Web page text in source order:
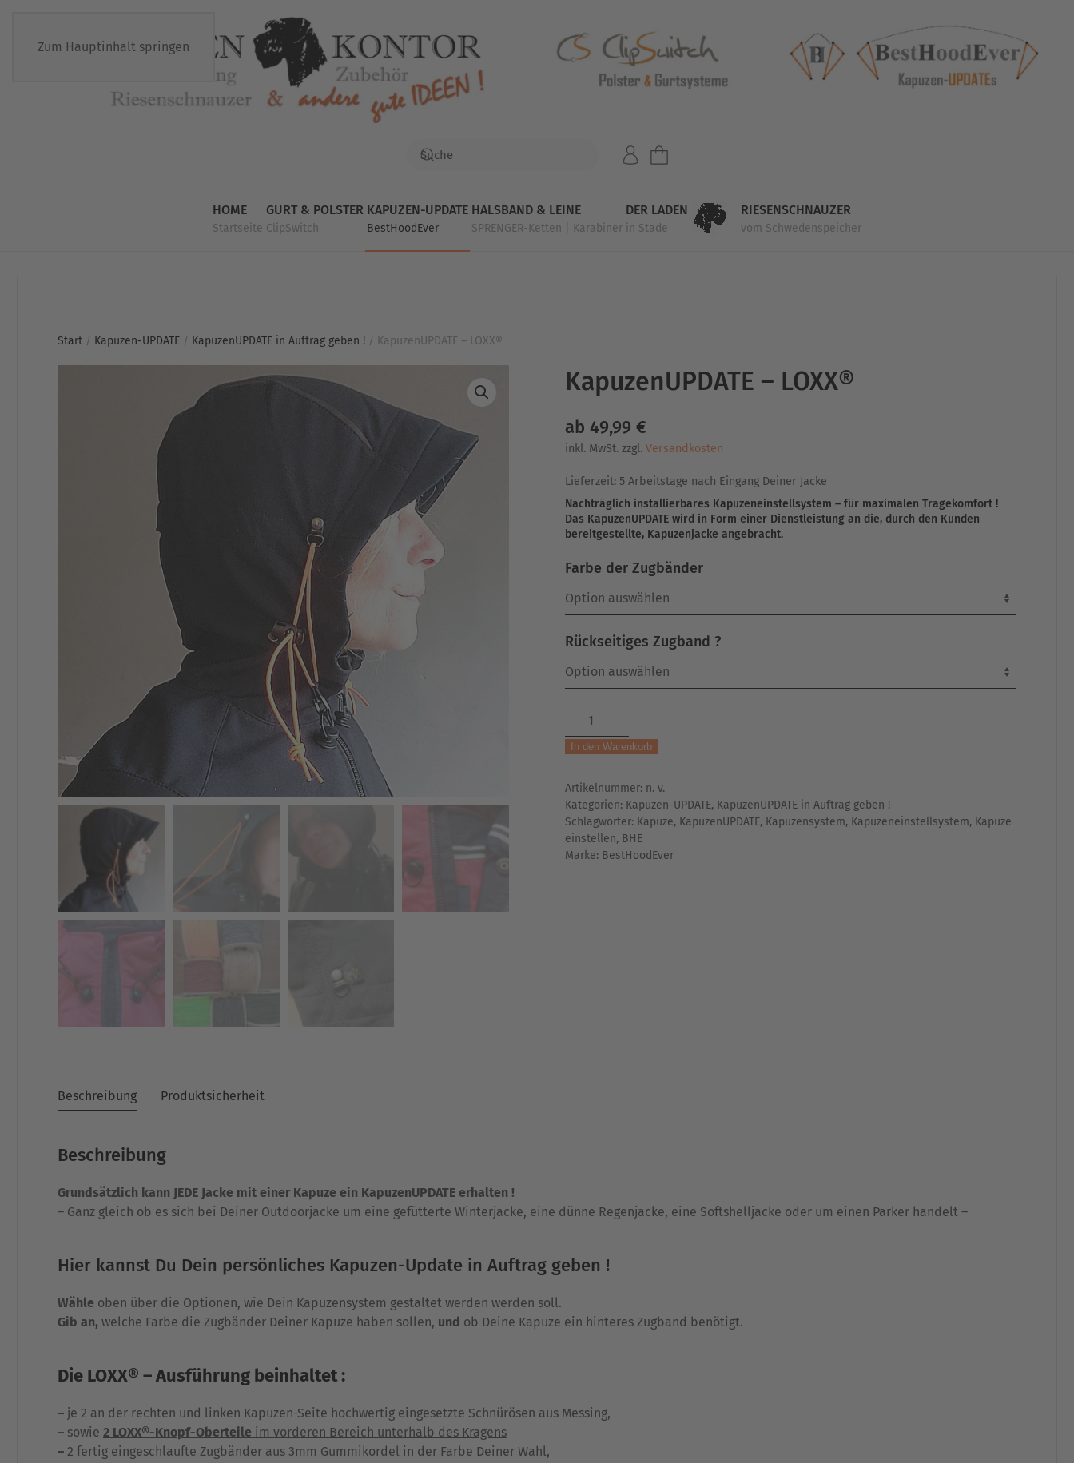
Zum Hauptinhalt springen
HOME
Startseite
GURT & POLSTER
ClipSwitch
KAPUZEN-UPDATE
BestHoodEver
HALSBAND & LEINE
SPRENGER-Ketten | Karabiner
DER LADEN
in Stade
RIESENSCHNAUZER
vom Schwedenspeicher
Start / Kapuzen-UPDATE / KapuzenUPDATE in Auftrag geben ! / KapuzenUPDATE – LOXX®
KapuzenUPDATE – LOXX®
ab 49,99 €
inkl. MwSt. zzgl. Versandkosten
Lieferzeit: 5 Arbeitstage nach Eingang Deiner Jacke
Nachträglich installierbares Kapuzeneinstellsystem – für maximalen Tragekomfort !
Das KapuzenUPDATE wird in Form einer Dienstleistung an die, durch den Kunden
bereitgestellte, Kapuzenjacke angebracht.
Farbe der Zugbänder
Rückseitiges Zugband ?
KapuzenUPDATE
LOXX®
In den Warenkorb
Artikelnummer: n. v.
Kategorien: Kapuzen-UPDATE, KapuzenUPDATE in Auftrag geben !
Schlagwörter: Kapuze, KapuzenUPDATE, Kapuzensystem, Kapuzeneinstellsystem, Kapuze
einstellen, BHE
Marke: BestHoodEver
Beschreibung Produktsicherheit
Beschreibung
Grundsätzlich kann JEDE Jacke mit einer Kapuze ein KapuzenUPDATE erhalten !
– Ganz gleich ob es sich bei Deiner Outdoorjacke um eine gefütterte Winterjacke, eine dünne Regenjacke, eine Softshelljacke oder um einen Parker handelt –
Hier kannst Du Dein persönliches Kapuzen-Update in Auftrag geben !
Wähle oben über die Optionen, wie Dein Kapuzensystem gestaltet werden werden soll.
Gib an, welche Farbe die Zugbänder Deiner Kapuze haben sollen, und ob Deine Kapuze ein hinteres Zugband benötigt.
Die LOXX® – Ausführung beinhaltet :
– je 2 an der rechten und linken Kapuzen-Seite hochwertig eingesetzte Schnürösen aus Messing,
– sowie 2 LOXX®-Knopf-Oberteile im vorderen Bereich unterhalb des Kragens
– 2 fertig eingeschlaufte Zugbänder aus 3mm Gummikordel in der Farbe Deiner Wahl,